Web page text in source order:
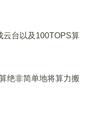
台以及100TOPS算
绝非简单地将算力搬